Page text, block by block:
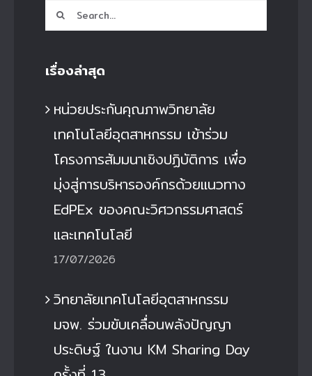
Search
for:
เรื่องล่าสุด
หน่วยประกันคุณภาพวิทยาลัย
เทคโนโลยีอุตสาหกรรม เข้าร่วม
โครงการสัมมนาเชิงปฏิบัติการ เพื่อ
มุ่งสู่การบริหารองค์กรด้วยแนวทาง
EdPEx ของคณะวิศวกรรมศาสตร์
และเทคโนโลยี
17/07/2026
วิทยาลัยเทคโนโลยีอุตสาหกรรม
มจพ. ร่วมขับเคลื่อนพลังปัญญา
ประดิษฐ์ ในงาน KM Sharing Day